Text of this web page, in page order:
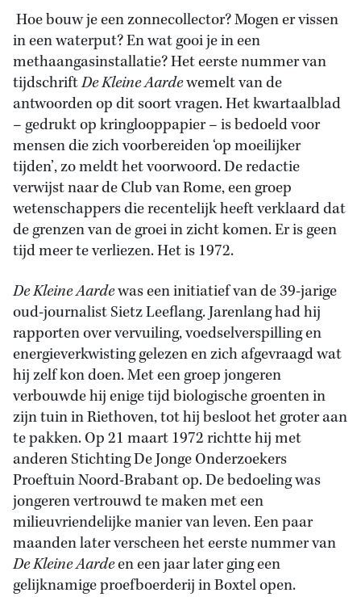
Hoe bouw je een zonnecollector? Mogen er vissen
in een waterput? En wat gooi je in een
methaangasinstallatie? Het eerste nummer van
tijdschriftDe Kleine Aardewemelt van de
antwoorden op dit soort vragen. Het kwartaalblad
– gedrukt op kringlooppapier – is bedoeld voor
mensen die zich voorbereiden ‘op moeilijker
tijden’, zo meldt het voorwoord. De redactie
verwijst naar de Club van Rome, een groep
wetenschappers die recentelijk heeft verklaard dat
de grenzen van de groei in zicht komen. Er is geen
tijd meer te verliezen. Het is 1972.
De Kleine Aardewas een initiatief van de 39-jarige
oud-journalist Sietz Leeflang. Jarenlang had hij
rapporten over vervuiling, voedselverspilling en
energieverkwisting gelezen en zich afgevraagd wat
hij zelf kon doen. Met een groep jongeren
verbouwde hij enige tijd biologische groenten in
zijn tuin in Riethoven, tot hij besloot het groter aan
te pakken. Op 21 maart 1972 richtte hij met
anderen Stichting De Jonge Onderzoekers
Proeftuin Noord-Brabant op. De bedoeling was
jongeren vertrouwd te maken met een
milieuvriendelijke manier van leven. Een paar
maanden later verscheen het eerste nummer van
De Kleine Aardeen een jaar later ging een
gelijknamige proefboerderij in Boxtel open.